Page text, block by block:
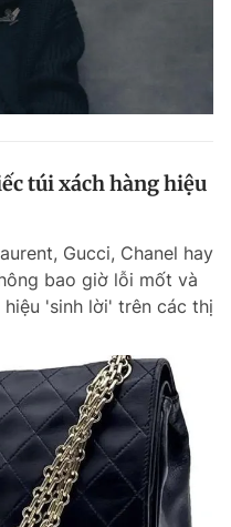
túi xách hàng hiệu
Gucci, Chanel hay
bao giờ lỗi mốt và
'sinh lời' trên các thị